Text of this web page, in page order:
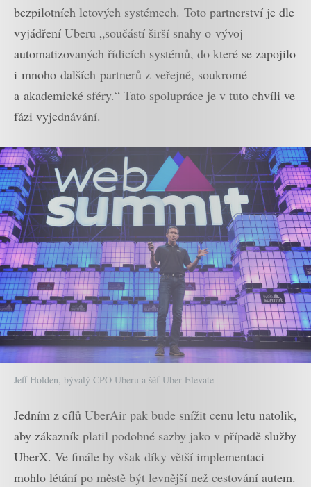
bezpilotních letových systémech. Toto partnerství je dle
vyjádření Uberu „součástí širší snahy o vývoj
automatizovaných řídicích systémů, do které se zapojilo
i mnoho dalších partnerů z veřejné, soukromé
a akademické sféry.“ Tato spolupráce je v tuto chvíli ve
fázi vyjednávání.
Jeff Holden, bývalý CPO Uberu a šéf Uber Elevate
Jedním z cílů UberAir pak bude snížit cenu letu natolik,
aby zákazník platil podobné sazby jako v případě služby
UberX. Ve finále by však díky větší implementaci
mohlo létání po městě být levnější než cestování autem.